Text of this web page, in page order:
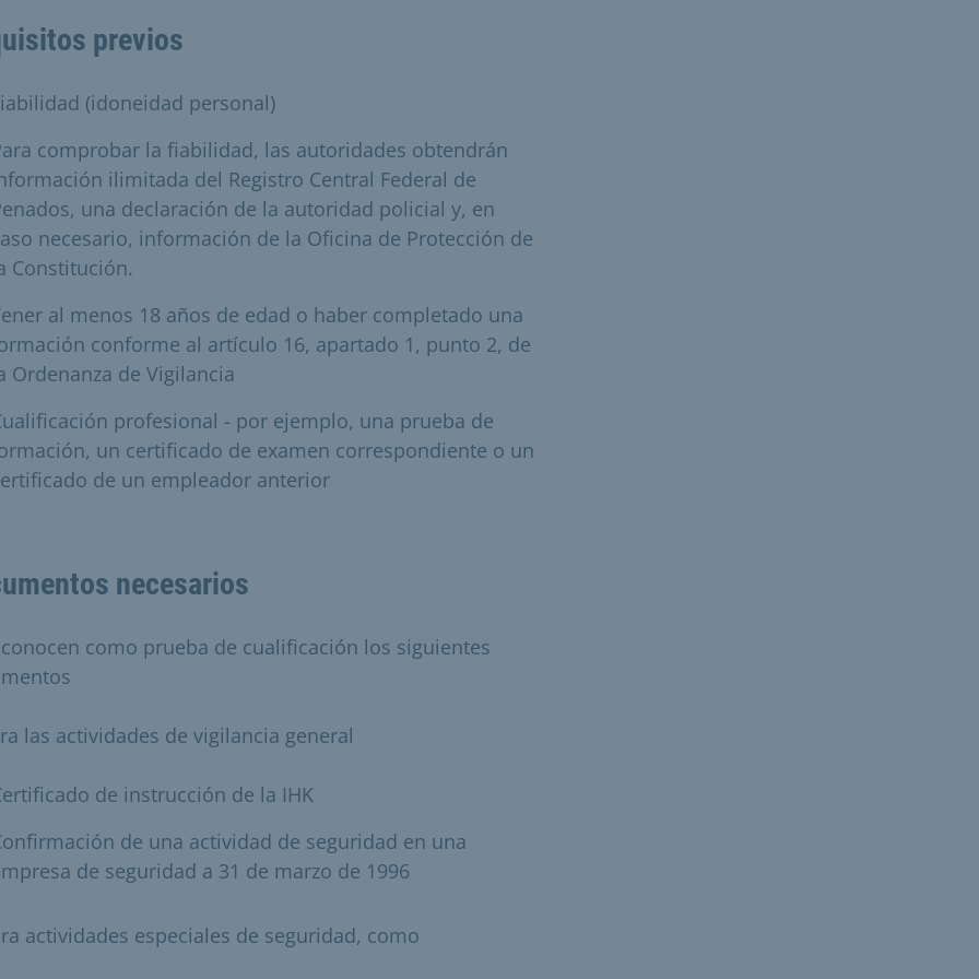
previos
(idoneidad personal)
comprobar la fiabilidad, las autoridades obtendrán
ilimitada del Registro Central Federal de
una declaración de la autoridad policial y, en
necesario, información de la Oficina de Protección de
Constitución.
al menos 18 años de edad o haber completado una
conforme al artículo 16, apartado 1, punto 2, de
Ordenanza de Vigilancia
profesional - por ejemplo, una prueba de
un certificado de examen correspondiente o un
de un empleador anterior
necesarios
como prueba de cualificación los siguientes
las actividades de vigilancia general
de instrucción de la IHK
de una actividad de seguridad en una
de seguridad a 31 de marzo de 1996
actividades especiales de seguridad, como